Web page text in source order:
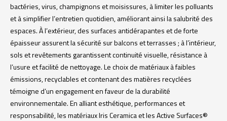
bactéries, virus, champignons et moisissures, à limiter les polluants
et à simplifier l’entretien quotidien, améliorant ainsi la salubrité des
espaces. À l’extérieur, des surfaces antidérapantes et de forte
épaisseur assurent la sécurité sur balcons et terrasses ; à l’intérieur,
sols et revêtements garantissent continuité visuelle, résistance à
l’usure et facilité de nettoyage. Le choix de matériaux à faibles
émissions, recyclables et contenant des matières recyclées
témoigne d’un engagement en faveur de la durabilité
environnementale. En alliant esthétique, performances et
responsabilité, les matériaux Iris Ceramica et les Active Surfaces®